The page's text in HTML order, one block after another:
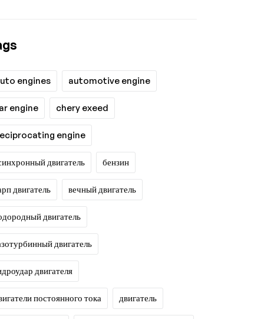
engines automotive engine
engine chery exeed
engine
двигатель бензин
двигатель вечный двигатель
двигатель
двигатель
двигателя
постоянного тока двигатель